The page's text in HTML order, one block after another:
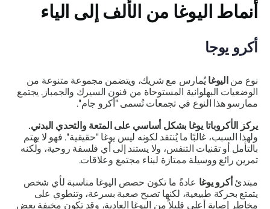
أنماط اليوغا من الألف إلى الياء
أكرو يوجا
نوع مناليوغايُمارس مع شريك، ويتضمن مجموعة متنوعة من
الوضعيات البهلوانية المستوحاة من فنون السيرك والجمباز. يجتمع
ممارسو هذا النوع في تجمعات تُسمى "أكرو جام".
يركز الأكروباتا يوغا بشكل أساسي على المتعة والتحدي البدني.
ولهذا السبب، غالبًا ما يُنتقد لكونه ليس يوغا "حقيقية". فهو لا يهتم
بالتأمل أو تقنيات التنفس، ولا يستند إلى أي فلسفة روحية، ولكنه
تمرين رائع ووسيلة ممتازة لبناء مجتمع وعلاقات.
مبتدئأكرو يوغاعادةً ما تكون حصص اليوغا مناسبة لأي شخص
يتمتع بحركة طبيعية، لكنها تصبح صعبة بسرعة، وتنطوي على
مخاطر إصابة أعلى قليلاً من اليوغا العادية، وقد تكون مخيفة بعض